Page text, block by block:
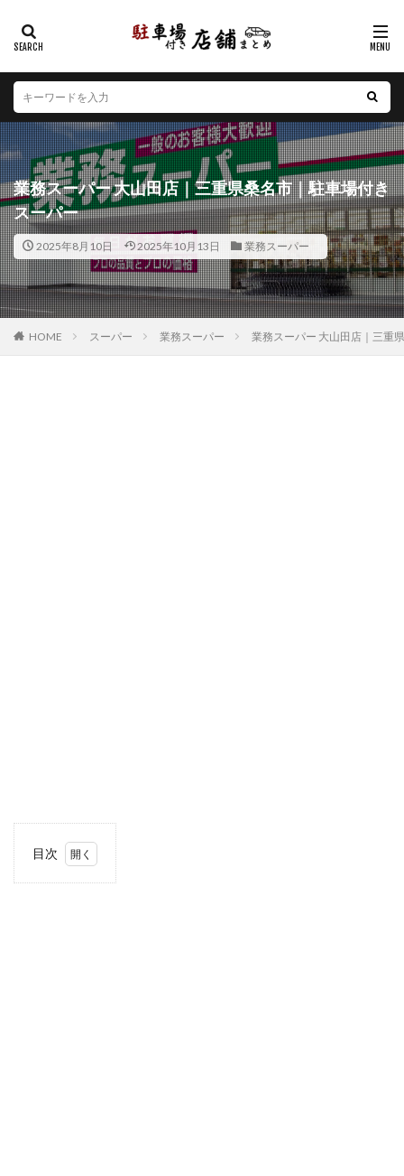
業務スーパー 大山田店｜三重県桑名市｜駐車場付き
スーパー
2025年8月10日 2025年10月13日 業務スーパー
HOME スーパー 業務スーパー 業務スーパー 大山田店｜三重
目次
カテゴリー
エリア
北海道 青森県 岩手県 宮城県
秋田県
山形県
福島県 茨城県 栃木県
群馬県
埼玉県
千葉県 東京都 神奈川県
新潟県
山梨県
長野県 富山県 石川県
福井県
岐阜県
静岡県 愛知県 三重県
滋賀県
京都府
大阪府 兵庫県 奈良県
和歌山県
鳥取県
島根県 岡山県 広島県
山口県
徳島県
香川県 愛媛県 高知県
福岡県
佐賀県
長崎県 熊本県 大分県
宮崎県